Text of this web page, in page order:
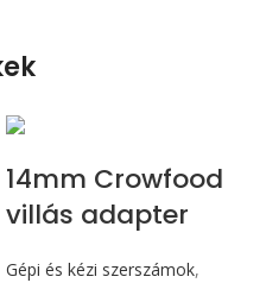
14mm Crowfood
villás adapter
Gépi és kézi szerszámok,